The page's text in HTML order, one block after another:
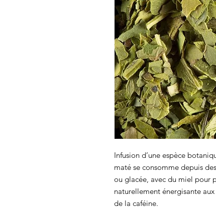
Infusion d’une espèce
maté se consomme depuis
ou glacée, avec du miel pour
naturellement énergisante
de la caféine.